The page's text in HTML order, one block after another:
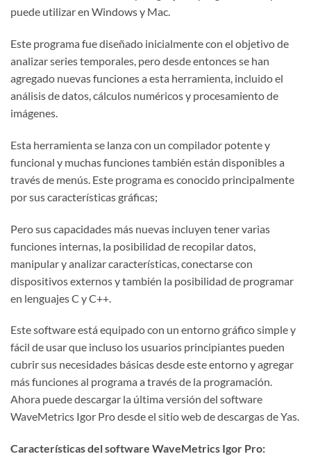
puede utilizar en Windows y Mac.
Este programa fue diseñado inicialmente con el objetivo de
analizar series temporales, pero desde entonces se han
agregado nuevas funciones a esta herramienta, incluido el
análisis de datos, cálculos numéricos y procesamiento de
imágenes.
Esta herramienta se lanza con un compilador potente y
funcional y muchas funciones también están disponibles a
través de menús. Este programa es conocido principalmente
por sus características gráficas;
Pero sus capacidades más nuevas incluyen tener varias
funciones internas, la posibilidad de recopilar datos,
manipular y analizar características, conectarse con
dispositivos externos y también la posibilidad de programar
en lenguajes C y C++.
Este software está equipado con un entorno gráfico simple y
fácil de usar que incluso los usuarios principiantes pueden
cubrir sus necesidades básicas desde este entorno y agregar
más funciones al programa a través de la programación.
Ahora puede descargar la última versión del software
WaveMetrics Igor Pro desde el sitio web de descargas de Yas.
Características del software WaveMetrics Igor Pro: